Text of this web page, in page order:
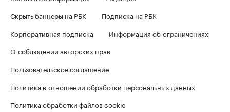
Скрыть баннеры на РБК
Подписка на РБК
Корпоративная подписка
Информация об ограничениях
О соблюдении авторских прав
Пользовательское соглашение
Политика в отношении обработки персональных данных
Политика обработки файлов cookie